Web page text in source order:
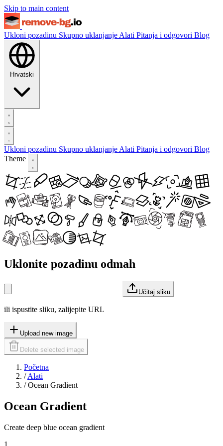
Skip to main content
Ukloni pozadinu Skupno uklanjanje Alati Pitanja i odgovori Blog
Hrvatski
Ukloni pozadinu Skupno uklanjanje Alati Pitanja i odgovori Blog
Theme
Uklonite pozadinu odmah
Učitaj sliku
ili ispustite sliku, zalijepite URL
Upload new image
Delete selected image
Početna
/ Alati
/ Ocean Gradient
Ocean Gradient
Create deep blue ocean gradient
1